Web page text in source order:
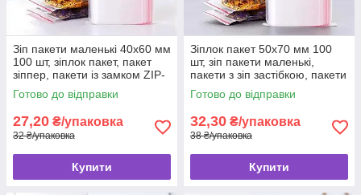
Зіп пакети маленькі 40x60 мм
100 шт, зіплок пакет, пакет
зіппер, пакети із замком ZIP-
LOCK
Готово до відправки
27,20 ₴/упаковка
32 ₴/упаковка
Купити
Зіплок пакет 50x70 мм 100
шт, зіп пакети маленькі,
пакети з зіп застібкою, пакети
струна zip-lock
Готово до відправки
32,30 ₴/упаковка
38 ₴/упаковка
Купити